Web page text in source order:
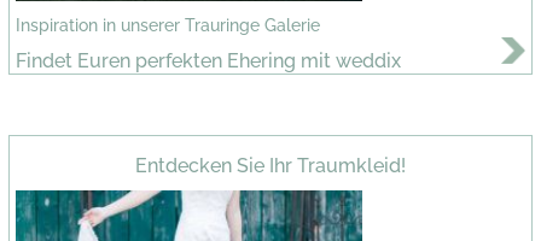
Inspiration in unserer Trauringe Galerie
Findet Euren perfekten Ehering mit weddix
Entdecken Sie Ihr Traumkleid!